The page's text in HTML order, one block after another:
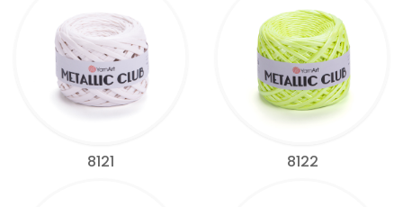
8121 8122